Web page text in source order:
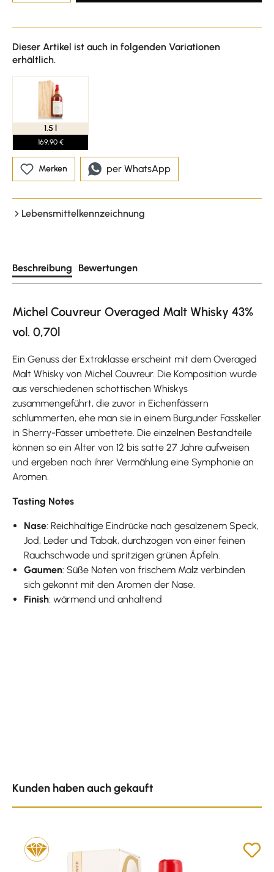
Dieser Artikel ist auch in folgenden Variationen
erhältlich.
1.5 l
169,90 €
Merken per WhatsApp
Lebensmittelkennzeichnung
Beschreibung Bewertungen
Michel Couvreur Overaged Malt Whisky 43%
vol. 0,70l
Ein Genuss der Extraklasse erscheint mit dem Overaged
Malt Whisky von Michel Couvreur. Die Komposition wurde
aus verschiedenen schottischen Whiskys
zusammengeführt, die zuvor in Eichenfässern
schlummerten, ehe man sie in einem Burgunder Fasskeller
in Sherry-Fässer umbettete. Die einzelnen Bestandteile
können so ein Alter von 12 bis satte 27 Jahre aufweisen
und ergeben nach ihrer Vermählung eine Symphonie an
Aromen.
Tasting Notes
Nase: Reichhaltige Eindrücke nach gesalzenem Speck,
Jod, Leder und Tabak, durchzogen von einer feinen
Rauchschwade und spritzigen grünen Äpfeln.
Gaumen: Süße Noten von frischem Malz verbinden
sich gekonnt mit den Aromen der Nase.
Finish: wärmend und anhaltend
Kunden haben auch gekauft